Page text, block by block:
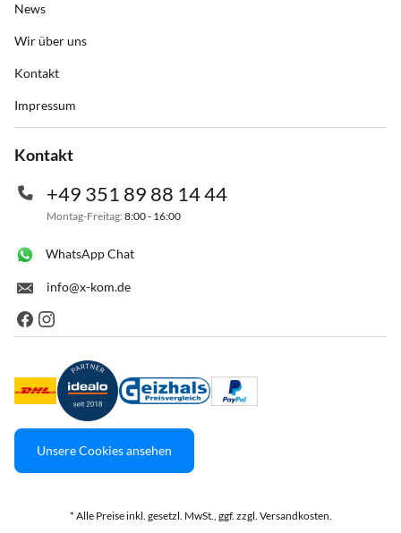
News
Wir über uns
Kontakt
Impressum
Kontakt
+49 351 89 88 14 44
Montag-Freitag: 8:00 - 16:00
WhatsApp Chat
info@x-kom.de
Unsere Cookies ansehen
* Alle Preise inkl. gesetzl. MwSt., ggf. zzgl. Versandkosten.